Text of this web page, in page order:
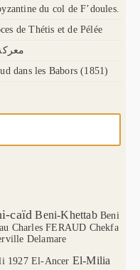
du col de F’doules.
de Thétis et de Pélée
(1851)
dans les Babors (1851)
caïd Beni-Khettab Beni
Charles FERAUD Chekfa
Delamare
1927 El-Ancer El-Milia